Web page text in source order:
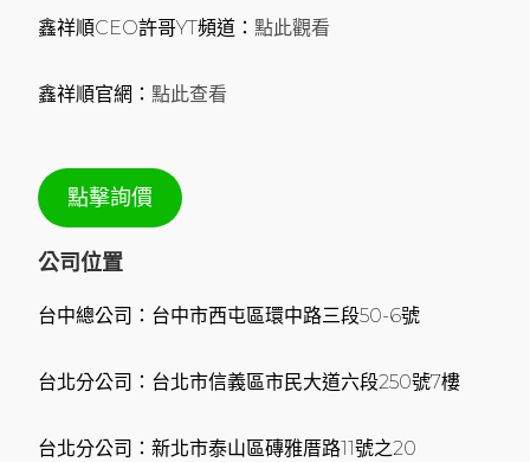
鑫祥順CEO許哥YT頻道：點此觀看
鑫祥順官網：點此查看
點擊詢價
公司位置
台中總公司：台中市西屯區環中路三段50-6號
台北分公司：台北市信義區市民大道六段250號7樓
台北分公司：新北市泰山區磚雅厝路11號之20